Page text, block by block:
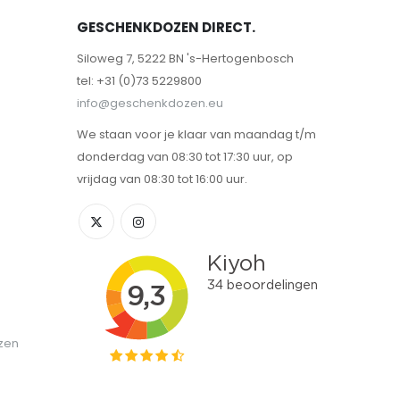
GESCHENKDOZEN DIRECT.
Siloweg 7, 5222 BN 's-Hertogenbosch
tel: +31 (0)73 5229800
info@geschenkdozen.eu
We staan voor je klaar van maandag t/m
donderdag van 08:30 tot 17:30 uur, op
vrijdag van 08:30 tot 16:00 uur.